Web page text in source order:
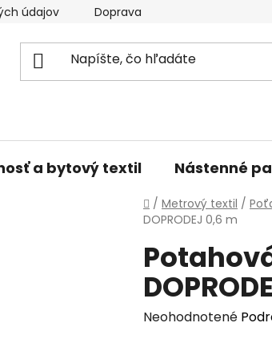
údajov Doprava a platba
a bytový textil Nástenné
Domov
/ Metrový textil /
DOPRODEJ 0,6 m
Priemerné
Neohodnotené